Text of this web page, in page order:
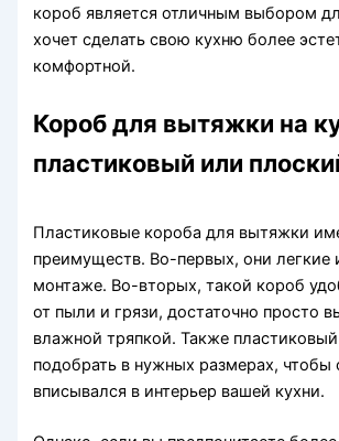
короб является отличным выбором
хочет сделать свою кухню более
комфортной.
Короб для вытяжки на
пластиковый или
Пластиковые короба для вытяжки
преимуществ. Во-первых, они легкие
монтаже. Во-вторых, такой короб
от пыли и грязи, достаточно просто
влажной тряпкой. Также
подобрать в нужных размерах, чтобы
вписывался в интерьер вашей кухни.